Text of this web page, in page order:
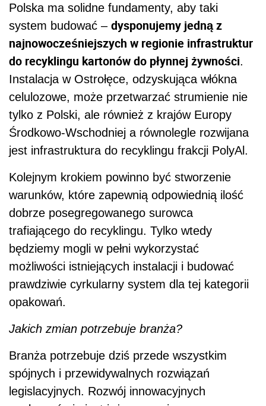
Polska ma solidne fundamenty, aby taki
system budować – dysponujemy jedną z
najnowocześniejszych w regionie infrastruktur
do recyklingu kartonów do płynnej żywności.
Instalacja w Ostrołęce, odzyskująca włókna
celulozowe, może przetwarzać strumienie nie
tylko z Polski, ale również z krajów Europy
Środkowo-Wschodniej a równolegle rozwijana
jest infrastruktura do recyklingu frakcji PolyAl.
Kolejnym krokiem powinno być stworzenie
warunków, które zapewnią odpowiednią ilość
dobrze posegregowanego surowca
trafiającego do recyklingu. Tylko wtedy
będziemy mogli w pełni wykorzystać
możliwości istniejących instalacji i budować
prawdziwie cyrkularny system dla tej kategorii
opakowań.
Jakich zmian potrzebuje branża?
Branża potrzebuje dziś przede wszystkim
spójnych i przewidywalnych rozwiązań
legislacyjnych. Rozwój innowacyjnych